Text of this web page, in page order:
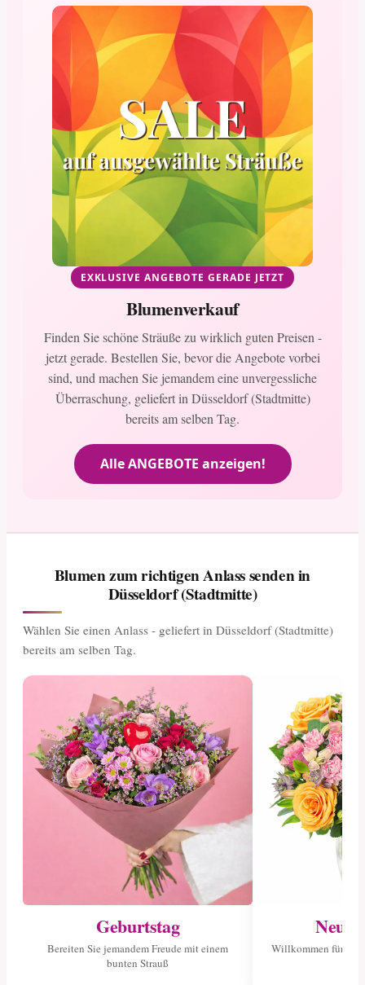
EXKLUSIVE ANGEBOTE GERADE JETZT
Blumenverkauf
Finden Sie schöne Sträuße zu wirklich guten Preisen -
jetzt gerade. Bestellen Sie, bevor die Angebote vorbei
sind, und machen Sie jemandem eine unvergessliche
Überraschung, geliefert in Düsseldorf (Stadtmitte)
bereits am selben Tag.
Alle ANGEBOTE anzeigen!
Blumen zum richtigen Anlass senden in
Düsseldorf (Stadtmitte)
Wählen Sie einen Anlass - geliefert in Düsseldorf (Stadtmitte)
bereits am selben Tag.
Geburtstag
Bereiten Sie jemandem Freude mit einem
bunten Strauß
Willkommen für